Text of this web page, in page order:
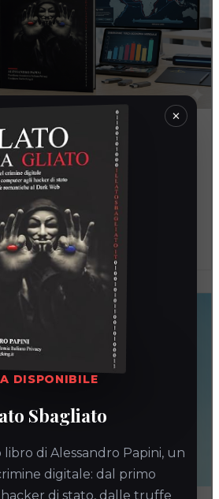
×
DISPONIBILE
Sbagliato
di Alessandro Papini, un
digitale: dal primo
di stato, dalle truffe
Alessandro Papini, Il lato
per la
digitale
nelle librerie e su Amazon Il Lato
Alessandro Papini. L’autore mette a